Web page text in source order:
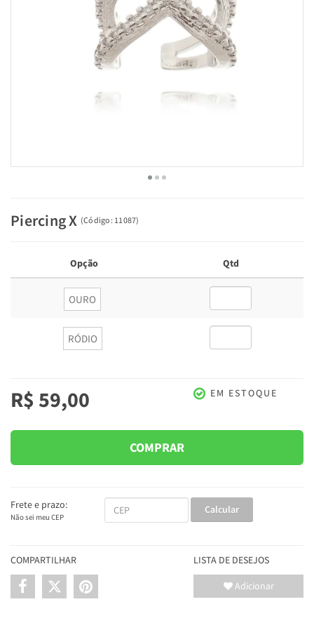
Piercing X (Código: 11087)
Opção Qtd
OURO
RÓDIO
R$ 59,00 EM ESTOQUE
COMPRAR
Frete e prazo:
Não sei meu CEP
Calcular
COMPARTILHAR LISTA DE DESEJOS
Adicionar